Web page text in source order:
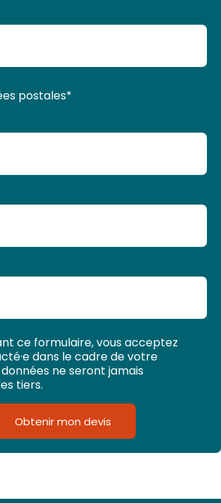
postales*
ce formulaire, vous acceptez
dans le cadre de votre
ne seront jamais
tiers.
Obtenir mon devis